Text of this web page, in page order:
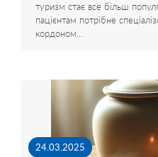
туризм стає все більш
пацієнтам потрібне
кордоном…
24.03.2025